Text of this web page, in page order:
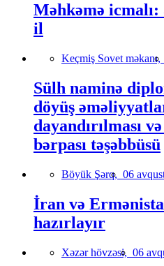
Məhkəmə icmalı:
il
Keçmiş Sovet məkanı,
Sülh naminə
döyüş
dayandırılması
bərpası təşəbbüsü
Böyük Şərq, 06
İran və
hazırlayır
Xəzər hövzəsi, 06